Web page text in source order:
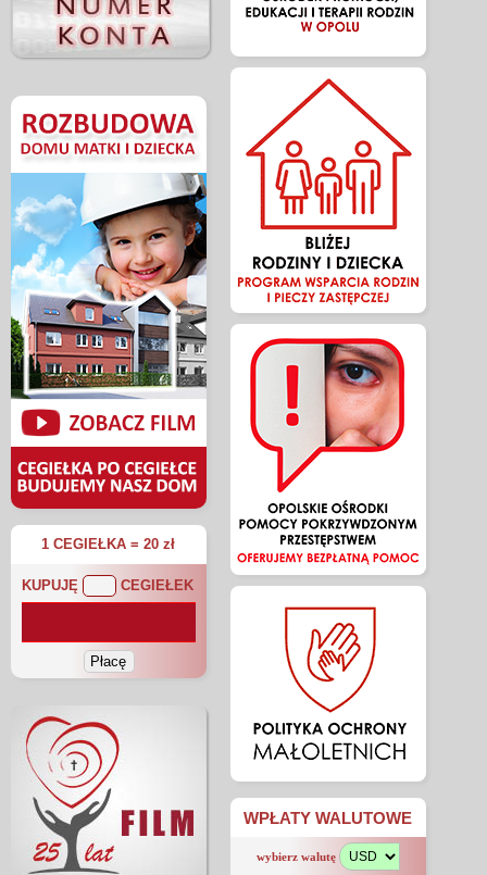
1 CEGIEŁKA = 20 zł
KUPUJĘ CEGIEŁEK
WPŁATY WALUTOWE
wybierz walutę